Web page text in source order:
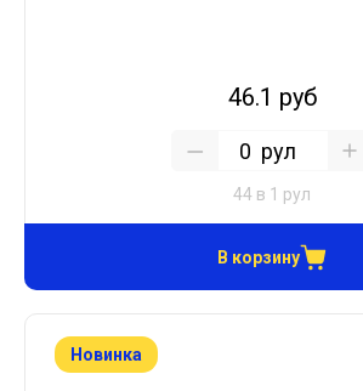
46.1 руб
рул
44 в 1 рул
В корзину
Новинка